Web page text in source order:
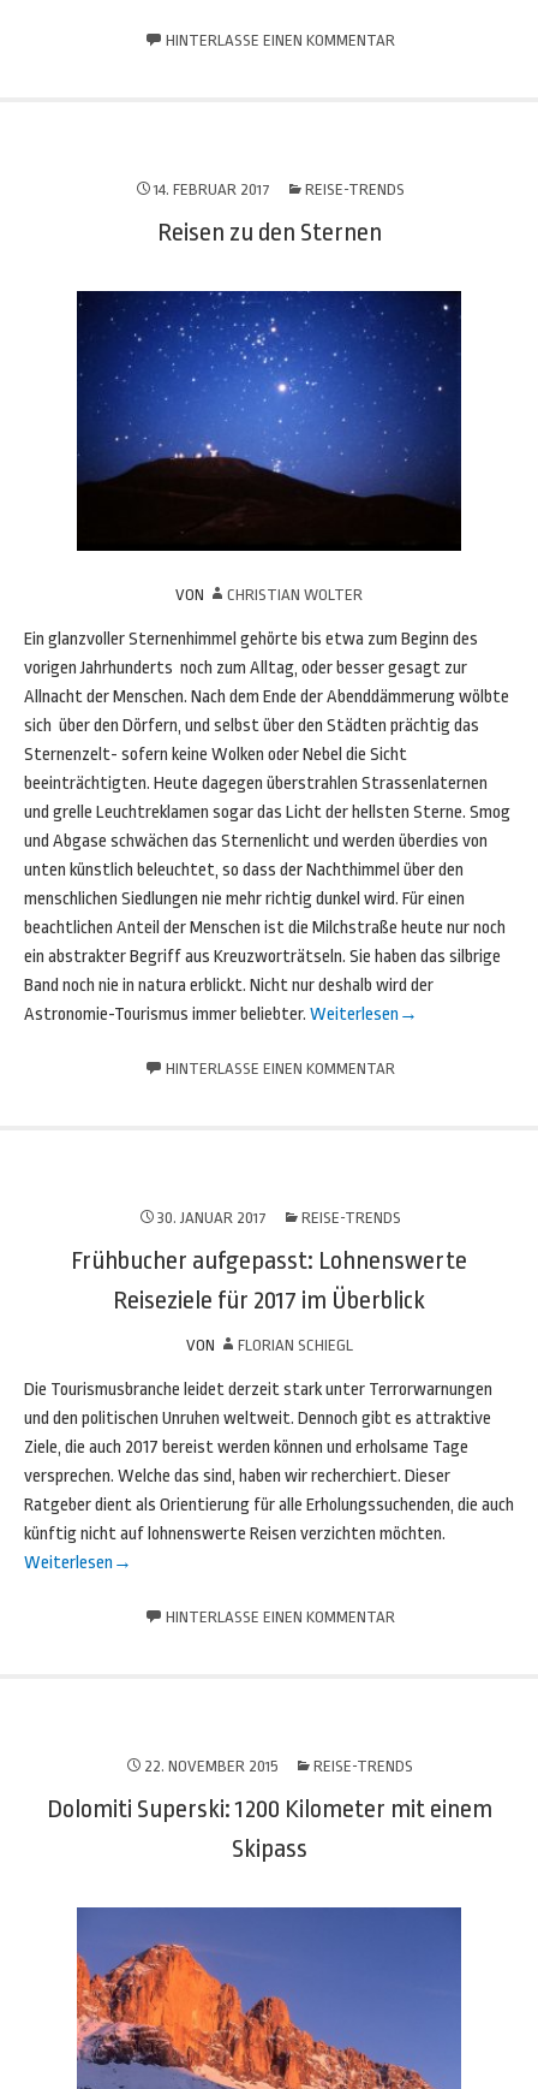
HINTERLASSE EINEN KOMMENTAR
14. FEBRUAR 2017 REISE-TRENDS
Reisen zu den Sternen
VON CHRISTIAN WOLTER
Ein glanzvoller Sternenhimmel gehörte bis etwa zum Beginn des
vorigen Jahrhunderts noch zum Alltag, oder besser gesagt zur
Allnacht der Menschen. Nach dem Ende der Abenddämmerung wölbte
sich über den Dörfern, und selbst über den Städten prächtig das
Sternenzelt- sofern keine Wolken oder Nebel die Sicht
beeinträchtigten. Heute dagegen überstrahlen Strassenlaternen
und grelle Leuchtreklamen sogar das Licht der hellsten Sterne. Smog
und Abgase schwächen das Sternenlicht und werden überdies von
unten künstlich beleuchtet, so dass der Nachthimmel über den
menschlichen Siedlungen nie mehr richtig dunkel wird. Für einen
beachtlichen Anteil der Menschen ist die Milchstraße heute nur noch
ein abstrakter Begriff aus Kreuzworträtseln. Sie haben das silbrige
Band noch nie in natura erblickt. Nicht nur deshalb wird der
Astronomie-Tourismus immer beliebter. Weiterlesen →
HINTERLASSE EINEN KOMMENTAR
30. JANUAR 2017 REISE-TRENDS
Frühbucher aufgepasst: Lohnenswerte
Reiseziele für 2017 im Überblick
VON FLORIAN SCHIEGL
Die Tourismusbranche leidet derzeit stark unter Terrorwarnungen
und den politischen Unruhen weltweit. Dennoch gibt es attraktive
Ziele, die auch 2017 bereist werden können und erholsame Tage
versprechen. Welche das sind, haben wir recherchiert. Dieser
Ratgeber dient als Orientierung für alle Erholungssuchenden, die auch
künftig nicht auf lohnenswerte Reisen verzichten möchten.
Weiterlesen →
HINTERLASSE EINEN KOMMENTAR
22. NOVEMBER 2015 REISE-TRENDS
Dolomiti Superski: 1200 Kilometer mit einem
Skipass